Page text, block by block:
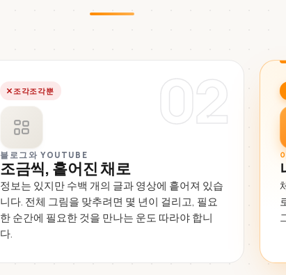
02
조각조각뿐
블로그와 YOUTUBE
조금씩, 흩어진 채로
정보는 있지만 수백 개의 글과 영상에 흩어져 있습
니다. 전체 그림을 맞추려면 몇 년이 걸리고, 필요
한 순간에 필요한 것을 만나는 운도 따라야 합니
다.